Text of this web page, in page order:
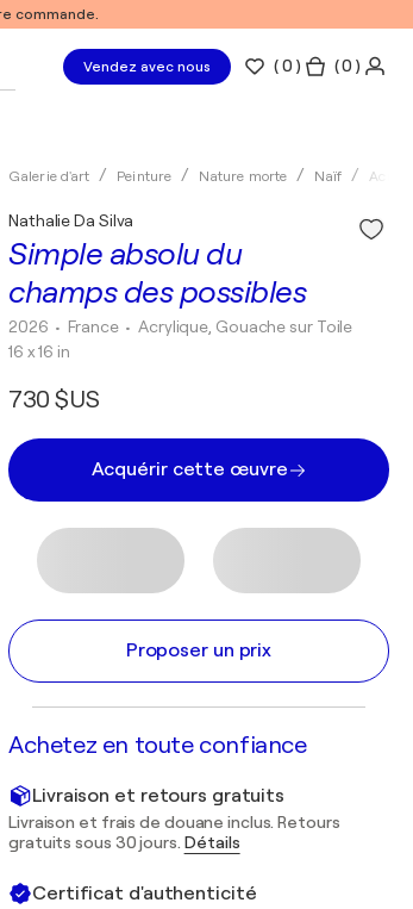
commande.
Vendez avec nous (0 ) ( 0 )
Galerie d'art Peinture Nature morte Naïf
Simple absolu du
champs des possibles
Nathalie Da Silva
2026 • France •Acrylique, Gouache sur Toile
16 x 16 in
730 $US
Acquérir cette œuvre
Proposer un prix
Achetez en toute confiance
Livraison et retours gratuits
Livraison et frais de douane inclus. Retours
gratuits sous 30 jours. Détails
Certificat d'authenticité